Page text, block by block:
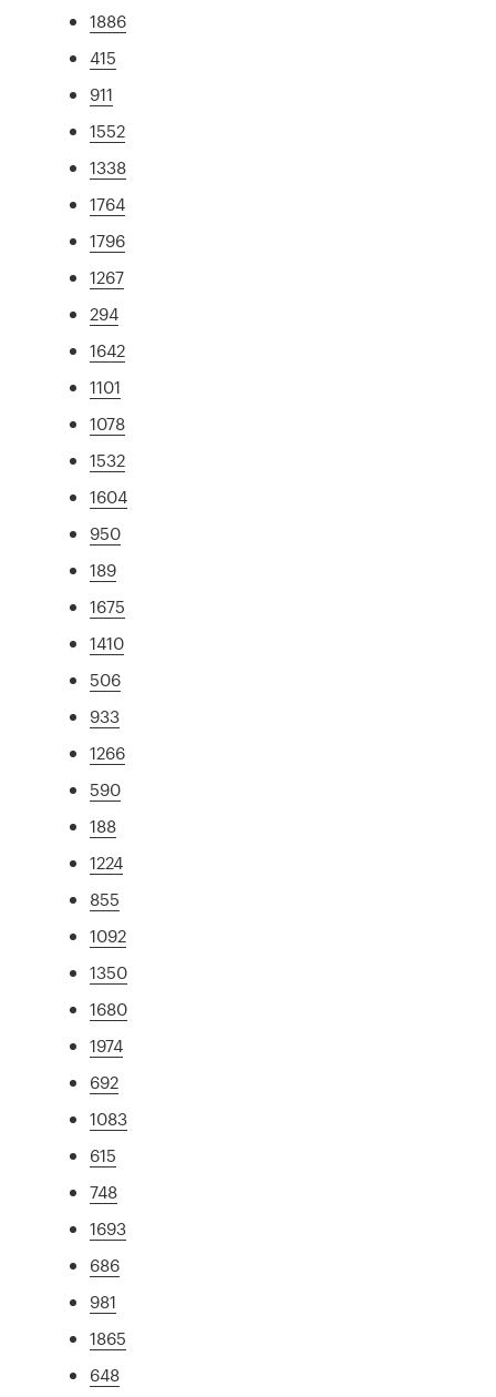
1886
415
911
1552
1338
1764
1796
1267
294
1642
1101
1078
1532
1604
950
189
1675
1410
506
933
1266
590
188
1224
855
1092
1350
1680
1974
692
1083
615
748
1693
686
981
1865
648